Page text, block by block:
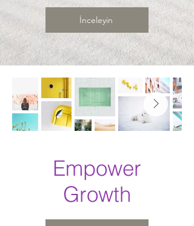
İnceleyin
Empower
Growth